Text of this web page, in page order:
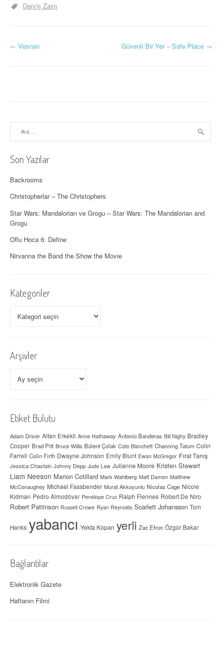
Derviş Zaim
Y
d
o
l
a
ş
ı
m
ı
← Vesnan Güvenli Bir Yer – Safe Place →
Son Yazılar
Backrooms
Christopherlar – The Christophers
Star Wars: Mandalorian ve Grogu – Star Wars: The Mandalorian and
Grogu
Oflu Hoca 6: Define
Nirvanna the Band the Show the Movie
Kategoriler
Arşivler
Etiket Bulutu
Adam Driver Altan Erkekli Anne Hathaway Antonio Banderas Bill Nighy Bradley
Cooper Brad Pitt Bruce Willis Bülent Çolak Cate Blanchett Channing Tatum Colin
Farrell Colin Firth Dwayne Johnson Emily Blunt Ewan McGregor Fırat Tanış
Jessica Chastain Johnny Depp Jude Law Julianne Moore Kristen Stewart
Liam Neeson Marion Cotillard Mark Wahlberg Matt Damon Matthew
McConaughey Michael Fassbender Murat Akkoyunlu Nicolas Cage Nicole
Kidman Pedro Almodóvar Penélope Cruz Ralph Fiennes Robert De Niro
Robert Pattinson Russell Crowe Ryan Reynolds Scarlett Johansson Tom
Hanks yabancı Yekta Kopan yerli Zac Efron Özgür Bakar
Bağlantılar
Elektronik Gazete
Haftanın Filmi